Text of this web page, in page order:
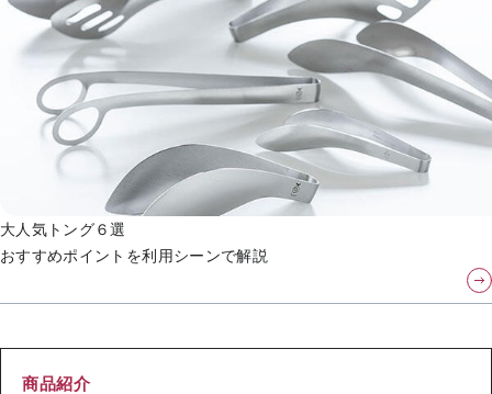
大人気トング６選
おすすめポイントを利用シーンで解説
商品紹介